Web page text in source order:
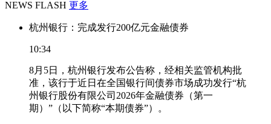
NEWS FLASH 更多
杭州银行：完成发行200亿元金融债券
10:34
8月5日，杭州银行发布公告称，经相关监管机构批
准，该行于近日在全国银行间债券市场成功发行“杭
州银行股份有限公司2026年金融债券（第一
期）”（以下简称“本期债券”）。